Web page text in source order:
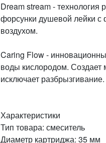
Dream stream - технология
форсунки душевой лейки
воздухом.
Caring Flow -
воды кислородом.
исключает
Характеристики
Тип товара: смеситель
Диаметр картриджа: 35 мм